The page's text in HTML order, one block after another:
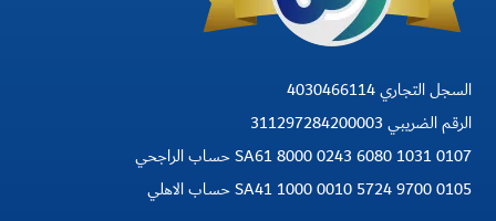
السجل التجاري 4030466114
الرقم الضريبي 311297284200003
SA61 8000 0243 6080 1031 0107 حساب الراجحي
SA41 1000 0010 5724 9700 0105 حساب الاهلي